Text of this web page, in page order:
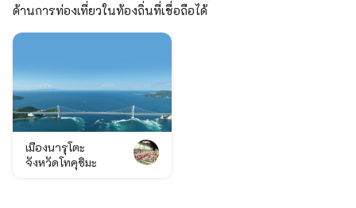
ด้านการท่องเที่ยวในท้องถิ่นที่เชื่อถือได้
เมืองนารุโตะ
จังหวัดโทคุชิมะ